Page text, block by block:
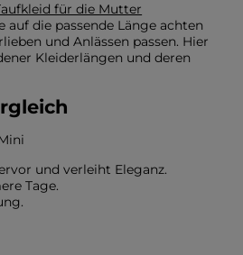
für die Mutter
auf die passende Länge achten
und Anlässen passen. Hier
Kleiderlängen und deren
und verleiht Eleganz.
Tage.